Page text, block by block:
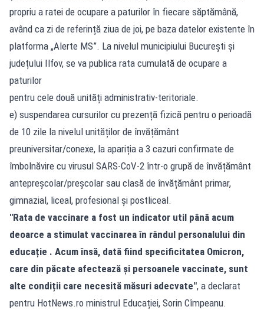
propriu a ratei de ocupare a paturilor în fiecare săptămână,
având ca zi de referință ziua de joi, pe baza datelor existente în
platforma „Alerte MS”. La nivelul municipiului București și
județului Ilfov, se va publica rata cumulată de ocupare a
paturilor
pentru cele două unități administrativ-teritoriale.
e) suspendarea cursurilor cu prezență fizică pentru o perioadă
de 10 zile la nivelul unităților de învățământ
preuniversitar/conexe, la apariția a 3 cazuri confirmate de
îmbolnăvire cu virusul SARS-CoV-2 într-o grupă de învățământ
antepreșcolar/preșcolar sau clasă de învățământ primar,
gimnazial, liceal, profesional și postliceal.
"Rata de vaccinare a fost un indicator util până acum
deoarce a stimulat vaccinarea în rândul personalului din
educație . Acum însă, dată fiind specificitatea Omicron,
care din păcate afectează și persoanele vaccinate, sunt
alte condiții care necesită măsuri adecvate", a declarat
pentru HotNews.ro ministrul Educației, Sorin Cîmpeanu.